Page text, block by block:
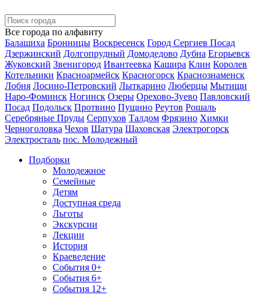
Все города по алфавиту
Балашиха Бронницы Воскресенск Город Сергиев Посад
Дзержинский Долгопрудный Домодедово Дубна Егорьевск
Жуковский Звенигород Ивантеевка Кашира Клин Королев
Котельники Красноармейск Красногорск Краснознаменск
Лобня Лосино-Петровский Лыткарино Люберцы Мытищи
Наро-Фоминск Ногинск Озеры Орехово-Зуево Павловский
Посад Подольск Протвино Пущино Реутов Рошаль
Серебряные Пруды Серпухов Талдом Фрязино Химки
Черноголовка Чехов Шатура Шаховская Электрогорск
Электросталь пос. Молодежный
Подборки
Молодежное
Семейные
Детям
Доступная среда
Льготы
Экскурсии
Лекции
История
Краеведение
События 0+
События 6+
События 12+